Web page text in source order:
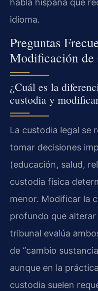
habla hispana que
idioma.
Preguntas
Modificación
¿Cuál es la
custodia y
La custodia legal se
tomar decisiones
(educación, salud,
custodia física
menor. Modificar la
profundo que
tribunal evalúa
de “cambio
aunque en la
custodia suelen